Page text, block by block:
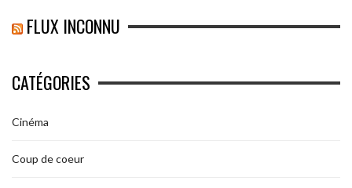
FLUX INCONNU
CATÉGORIES
Cinéma
Coup de coeur